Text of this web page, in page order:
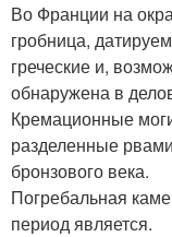
Во Франции на
гробница,
греческие и,
обнаружена в
Кремационные
разделенные
бронзового века.
Погребальная
период является.